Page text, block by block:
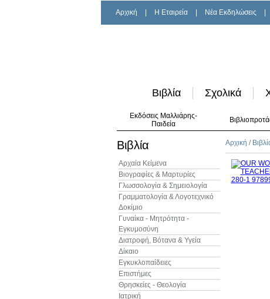
Αρχική H Εταιρεία Νέα Εκδηλώσεις
Βιβλία Σχολικά
Εκδόσεις Μαλλιάρης-
Παιδεία
Βιβλία
Αρχαία Κείμενα
Βιογραφίες & Μαρτυρίες
Γλωσσολογία & Σημειολογία
Γραμματολογία & Λογοτεχνικό
Δοκίμιο
Γυναίκα - Μητρότητα -
Εγκυμοσύνη
Διατροφή, Βότανα & Υγεία
Δίκαιο
Εγκυκλοπαίδειες
Επιστήμες
Θρησκείες - Θεολογία
Ιατρική
Αρχική /